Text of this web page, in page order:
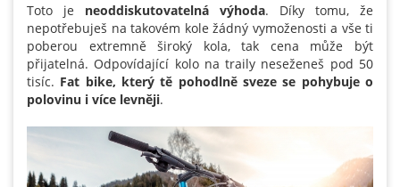
Toto je neoddiskutovatelná výhoda. Díky tomu, že
nepotřebuješ na takovém kole žádný vymoženosti a vše ti
poberou extremně široký kola, tak cena může být
přijatelná. Odpovídající kolo na traily neseženeš pod 50
tisíc. Fat bike, který tě pohodlně sveze se pohybuje o
polovinu i více levněji.